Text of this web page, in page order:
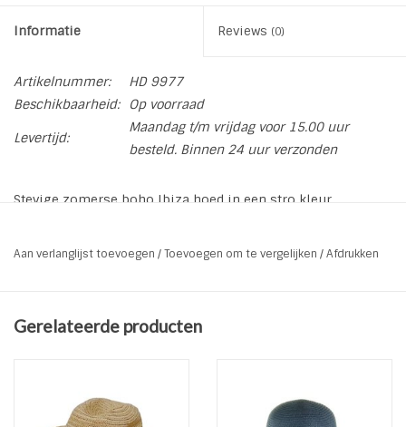
Informatie Reviews (0)
Artikelnummer:
HD 9977
Beschikbaarheid:
Op voorraad
Levertijd:
Maandag t/m vrijdag voor 15.00 uur
besteld. Binnen 24 uur verzonden
Stevige zomerse boho Ibiza hoed in een stro kleur.
* Kleur: Stro
* Hoogte: ca 11 cm
Aan verlanglijst toevoegen /Toevoegen om te vergelijken /Afdrukken
Gerelateerde producten